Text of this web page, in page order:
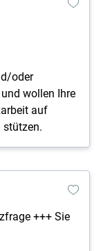
oder
wollen Ihre
auf
+++ Sie